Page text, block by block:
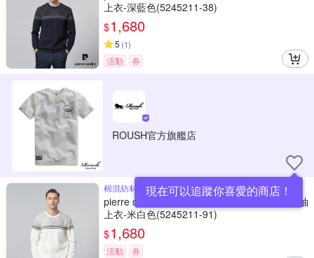
上衣-深藍色(5245211-38)
$1,680
5 (1)
活動 券
ROUSH官方旗艦店
現在可以追蹤你喜愛的商店！
棉混紡材質柔軟舒適
pierre cardin 皮爾卡登 男款 圓領定位橫條長袖
上衣-米白色(5245211-91)
$1,680
活動 券